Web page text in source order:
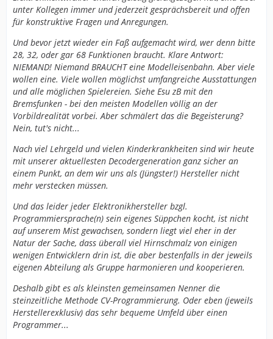
unter Kollegen immer und jederzeit gesprächsbereit und offen
für konstruktive Fragen und Anregungen.
Und bevor jetzt wieder ein Faß aufgemacht wird, wer denn bitte
28, 32, oder gar 68 Funktionen braucht. Klare Antwort:
NIEMAND! Niemand BRAUCHT eine Modelleisenbahn. Aber viele
wollen eine. Viele wollen möglichst umfangreiche Ausstattungen
und alle möglichen Spielereien. Siehe Esu zB mit den
Bremsfunken - bei den meisten Modellen völlig an der
Vorbildrealität vorbei. Aber schmälert das die Begeisterung?
Nein, tut's nicht...
Nach viel Lehrgeld und vielen Kinderkrankheiten sind wir heute
mit unserer aktuellesten Decodergeneration ganz sicher an
einem Punkt, an dem wir uns als (Jüngster!) Hersteller nicht
mehr verstecken müssen.
Und das leider jeder Elektronikhersteller bzgl.
Programmiersprache(n) sein eigenes Süppchen kocht, ist nicht
auf unserem Mist gewachsen, sondern liegt viel eher in der
Natur der Sache, dass überall viel Hirnschmalz von einigen
wenigen Entwicklern drin ist, die aber bestenfalls in der jeweils
eigenen Abteilung als Gruppe harmonieren und kooperieren.
Deshalb gibt es als kleinsten gemeinsamen Nenner die
steinzeitliche Methode CV-Programmierung. Oder eben (jeweils
Herstellerexklusiv) das sehr bequeme Umfeld über einen
Programmer...